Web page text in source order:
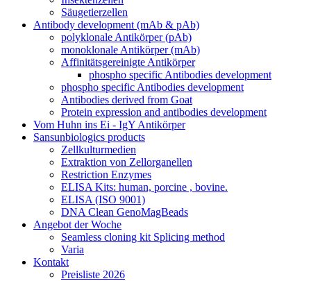
Säugetierzellen
Antibody development (mAb & pAb)
polyklonale Antikörper (pAb)
monoklonale Antikörper (mAb)
Affinitätsgereinigte Antikörper
phospho specific Antibodies development
phospho specific Antibodies development
Antibodies derived from Goat
Protein expression and antibodies development
Vom Huhn ins Ei - IgY Antikörper
Sansunbiologics products
Zellkulturmedien
Extraktion von Zellorganellen
Restriction Enzymes
ELISA Kits: human, porcine , bovine.
ELISA (ISO 9001)
DNA Clean GenoMagBeads
Angebot der Woche
Seamless cloning kit Splicing method
Varia
Kontakt
Preisliste 2026